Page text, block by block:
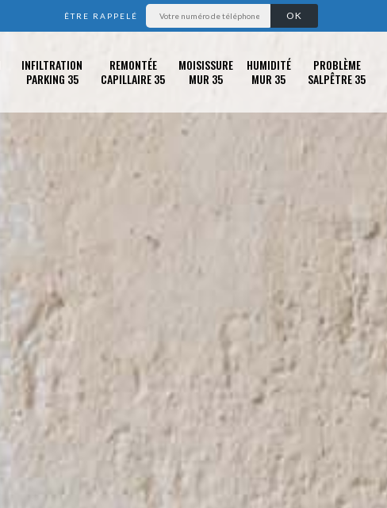
ÊTRE RAPPELÉ
INFILTRATION
PARKING 35
REMONTÉE
CAPILLAIRE 35
MOISISSURE
MUR 35
HUMIDITÉ
MUR 35
PROBLÈME
SALPÊTRE 35